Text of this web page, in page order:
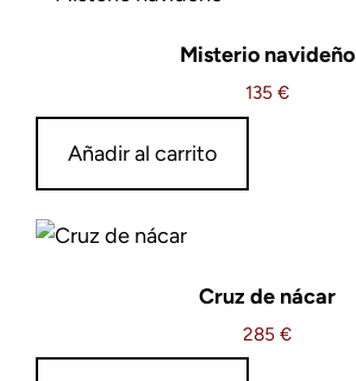
Misterio navideño
135 €
Añadir al carrito
Cruz de nácar
285 €